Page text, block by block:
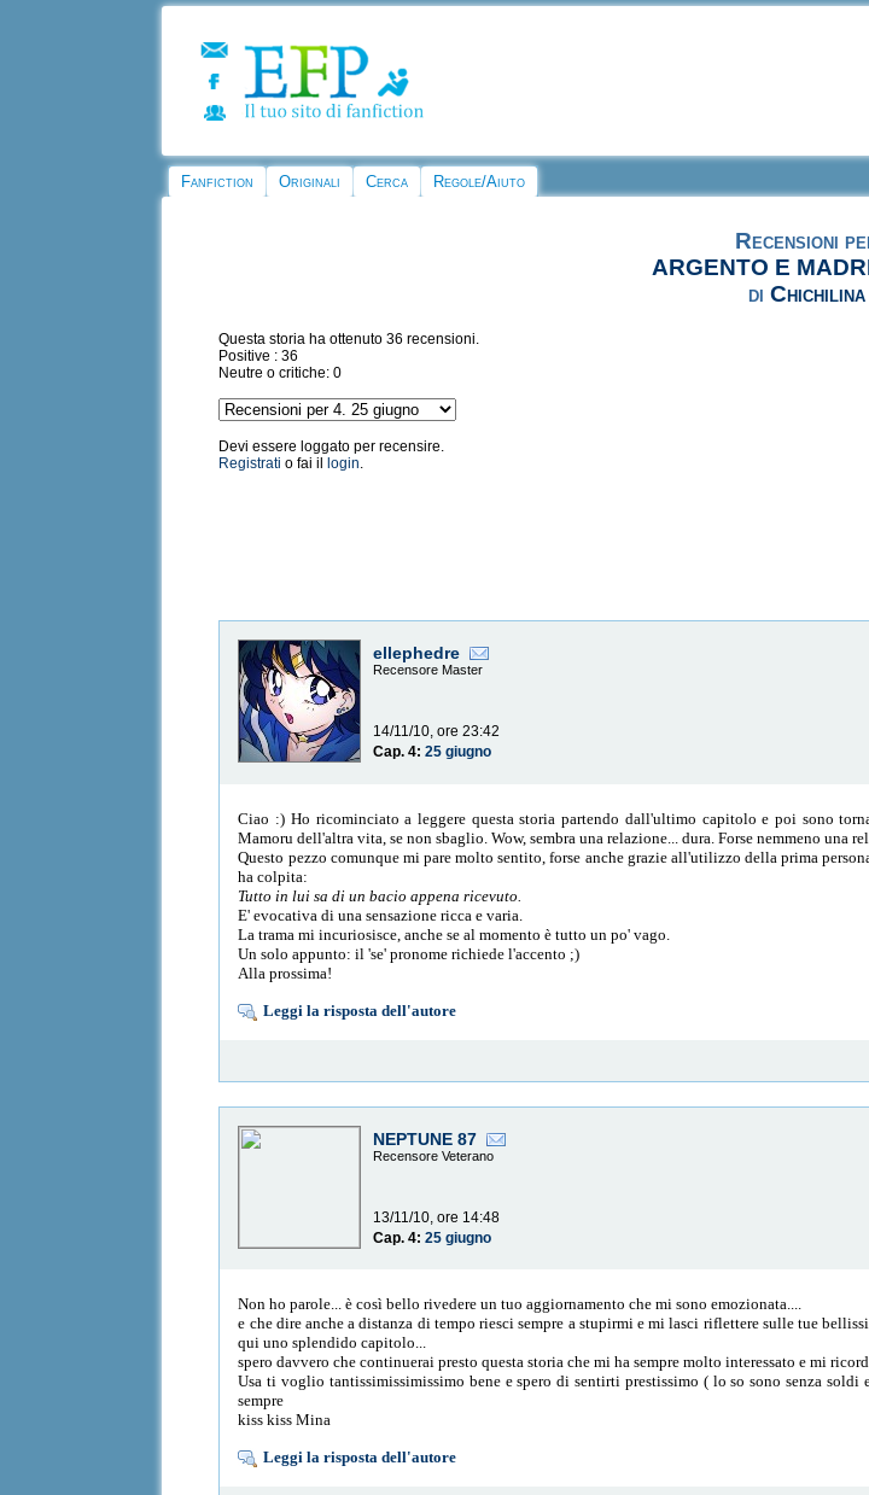
Fanfiction Originali Cerca Regole/Aiuto
Recensioni
ARGENTO E
di Chichilina
Questa storia ha ottenuto 36 recensioni.
Positive : 36
Neutre o critiche: 0
Devi essere loggato per recensire.
Registrati o fai il login.
ellephedre
Recensore Master
14/11/10, ore 23:42
Cap. 4:25 giugno
Ciao :) Ho ricominciato a leggere questa storia partendo dall'ultimo capitolo e poi sono
Mamoru dell'altra vita, se non sbaglio. Wow, sembra una relazione... dura. Forse nemmeno una
Questo pezzo comunque mi pare molto sentito, forse anche grazie all'utilizzo della prima
ha colpita:
Tutto in lui sa di un bacio appena ricevuto.
E' evocativa di una sensazione ricca e varia.
La trama mi incuriosisce, anche se al momento è tutto un po' vago.
Un solo appunto: il 'se' pronome richiede l'accento ;)
Alla prossima!
Leggi la risposta dell'autore
NEPTUNE 87
Recensore Veterano
13/11/10, ore 14:48
Cap. 4:25 giugno
Non ho parole... è così bello rivedere un tuo aggiornamento che mi sono emozionata....
e che dire anche a distanza di tempo riesci sempre a stupirmi e mi lasci riflettere sulle tue
qui uno splendido capitolo...
spero davvero che continuerai presto questa storia che mi ha sempre molto interessato e mi
Usa ti voglio tantissimissimissimo bene e spero di sentirti prestissimo ( lo so sono senza
sempre
kiss kiss Mina
Leggi la risposta dell'autore